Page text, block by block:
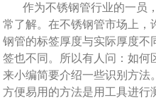
作为不锈钢管行业的一员
常了解。在不锈钢管市场上，
钢管的标签厚度与实际厚度不
签也不同。所以有人问：如何
来小编简要介绍一些识别方法。
方便易用的方法是用工具进行